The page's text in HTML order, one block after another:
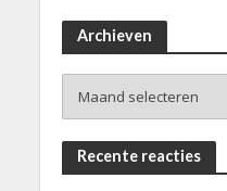
Archieven
Recente reacties